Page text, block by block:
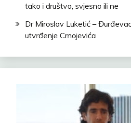
tako i društvo, svjesno ili ne
Dr Miroslav Luketić –
utvrđenje Crnojevića